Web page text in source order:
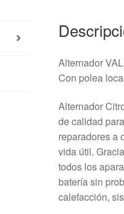
Alternador
Con polea loca
Alternador
de calidad
reparadores a
vida útil.
todos los
batería sin
calefacción,